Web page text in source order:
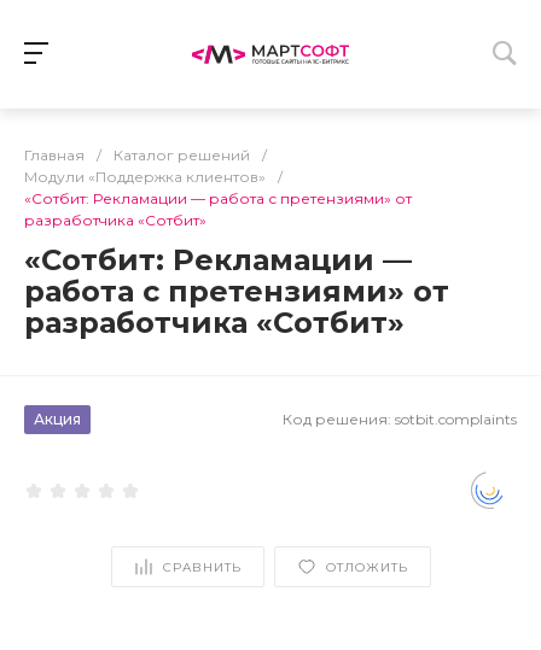
Главная / Каталог решений
/
Модули «Поддержка клиентов»
/
«Сотбит: Рекламации — работа с претензиями» от
разработчика «Сотбит»
«Сотбит: Рекламации —
работа с претензиями» от
разработчика «Сотбит»
Акция Код решения: sotbit.complaints
СРАВНИТЬ ОТЛОЖИТЬ